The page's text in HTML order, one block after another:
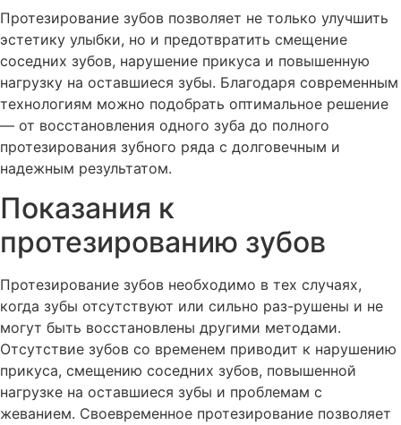
Протезирование зубов позволяет не только улучшить
эстетику улыбки, но и предотвратить смещение
соседних зубов, нарушение прикуса и повышенную
нагрузку на оставшиеся зубы. Благодаря современным
технологиям можно подобрать оптимальное решение
— от восстановления одного зуба до полного
протезирования зубного ряда с долговечным и
надежным результатом.
Показания к
протезированию зубов
Протезирование зубов необходимо в тех случаях,
когда зубы отсутствуют или сильно раз-рушены и не
могут быть восстановлены другими методами.
Отсутствие зубов со временем приводит к нарушению
прикуса, смещению соседних зубов, повышенной
нагрузке на оставшиеся зубы и проблемам с
жеванием. Своевременное протезирование позволяет